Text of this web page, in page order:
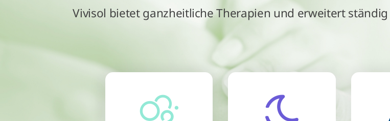
Vivisol bietet ganzheitliche Therapien und erweitert